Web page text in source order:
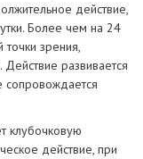
действие,
Более чем на 24
точки зрения,
развивается
сопровождается
клубочковую
действие, при